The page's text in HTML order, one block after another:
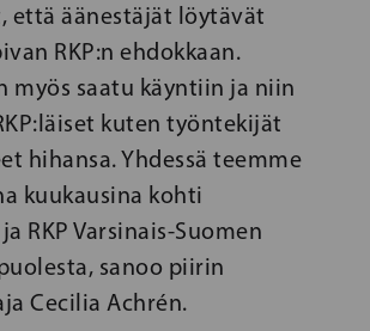
että äänestäjät löytävät
RKP:n ehdokkaan.
myös saatu käyntiin ja niin
kuten työntekijät
hihansa. Yhdessä teemme
kuukausina kohti
RKP Varsinais-Suomen
sanoo piirin
Cecilia Achrén.